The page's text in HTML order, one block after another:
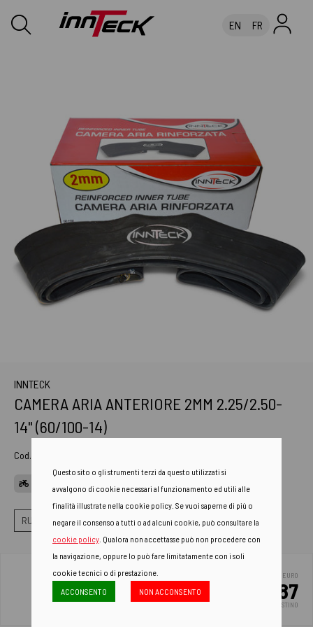
EN FR
INNTECK
CAMERA ARIA ANTERIORE 2MM 2.25/2.50-
14" (60/100-14)
Cod. Art.
RUOTE CAMERE ARIA CAMERE ARIA STANDARD
EURO
8.87
PREZZO DI LISTINO
Questo sito o gli strumenti terzi da questo utilizzati si
avvalgono di cookie necessari al funzionamento ed utili alle
finalità illustrate nella cookie policy. Se vuoi saperne di più o
negare il consenso a tutti o ad alcuni cookie, può consultare la
cookie policy . Qualora non accettasse può non procedere con
la navigazione, oppure lo può fare limitatamente con i soli
cookie tecnici o di prestazione.
ACCONSENTO
NON ACCONSENTO